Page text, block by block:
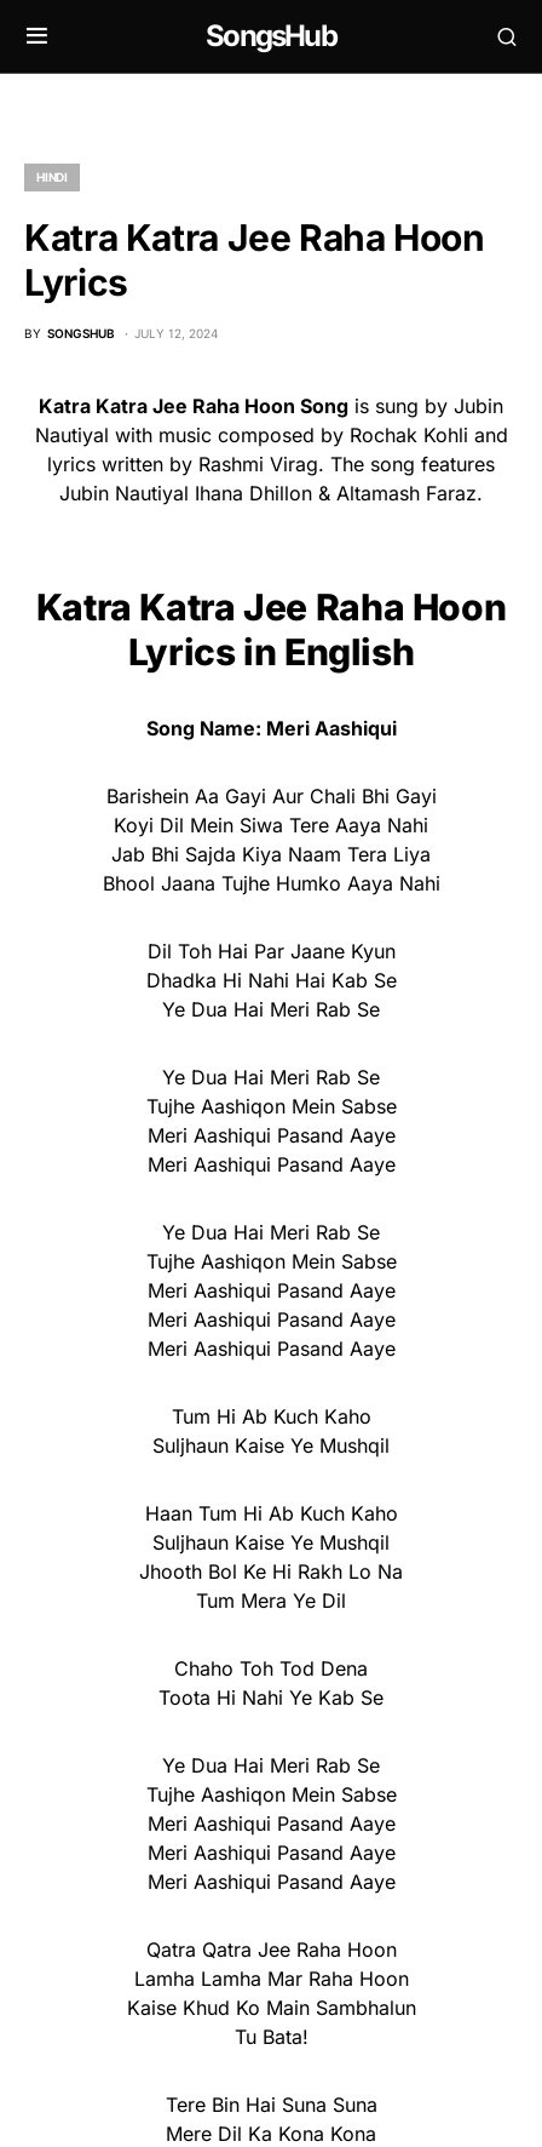
SongsHub
HINDI
Katra Katra Jee Raha Hoon
Lyrics
BY SONGSHUB JULY 12, 2024
Katra Katra Jee Raha Hoon Song is sung by Jubin
Nautiyal with music composed by Rochak Kohli and
lyrics written by Rashmi Virag. The song features
Jubin Nautiyal Ihana Dhillon & Altamash Faraz.
Katra Katra Jee Raha Hoon
Lyrics in English
Song Name: Meri Aashiqui
Barishein Aa Gayi Aur Chali Bhi Gayi
Koyi Dil Mein Siwa Tere Aaya Nahi
Jab Bhi Sajda Kiya Naam Tera Liya
Bhool Jaana Tujhe Humko Aaya Nahi
Dil Toh Hai Par Jaane Kyun
Dhadka Hi Nahi Hai Kab Se
Ye Dua Hai Meri Rab Se
Ye Dua Hai Meri Rab Se
Tujhe Aashiqon Mein Sabse
Meri Aashiqui Pasand Aaye
Meri Aashiqui Pasand Aaye
Ye Dua Hai Meri Rab Se
Tujhe Aashiqon Mein Sabse
Meri Aashiqui Pasand Aaye
Meri Aashiqui Pasand Aaye
Meri Aashiqui Pasand Aaye
Tum Hi Ab Kuch Kaho
Suljhaun Kaise Ye Mushqil
Haan Tum Hi Ab Kuch Kaho
Suljhaun Kaise Ye Mushqil
Jhooth Bol Ke Hi Rakh Lo Na
Tum Mera Ye Dil
Chaho Toh Tod Dena
Toota Hi Nahi Ye Kab Se
Ye Dua Hai Meri Rab Se
Tujhe Aashiqon Mein Sabse
Meri Aashiqui Pasand Aaye
Meri Aashiqui Pasand Aaye
Meri Aashiqui Pasand Aaye
Qatra Qatra Jee Raha Hoon
Lamha Lamha Mar Raha Hoon
Kaise Khud Ko Main Sambhalun
Tu Bata!
Tere Bin Hai Suna Suna
Mere Dil Ka Kona Kona